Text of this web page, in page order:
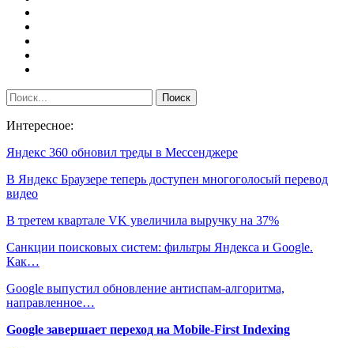
Интересное:
Яндекс 360 обновил треды в Мессенджере
В Яндекс Браузере теперь доступен многоголосый перевод
видео
В третем квартале VK увеличила выручку на 37%
Санкции поисковых систем: фильтры Яндекса и Google.
Как…
Google выпустил обновление антиспам-алгоритма,
направленное…
Google завершает переход на Mobile-First Indexing